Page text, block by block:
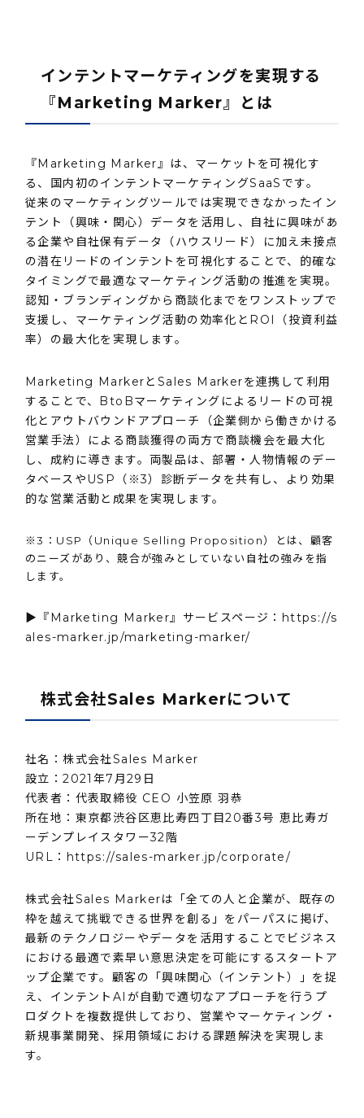
インテントマーケティングを実現する
『Marketing Marker』とは
『Marketing Marker』は、マーケットを可視化す
る、国内初のインテントマーケティングSaaSです。
従来のマーケティングツールでは実現できなかったイン
テント（興味・関心）データを活用し、自社に興味があ
る企業や自社保有データ（ハウスリード）に加え未接点
の潜在リードのインテントを可視化することで、的確な
タイミングで最適なマーケティング活動の推進を実現。
認知・ブランディングから商談化までをワンストップで
支援し、マーケティング活動の効率化とROI（投資利益
率）の最大化を実現します。
Marketing MarkerとSales Markerを連携して利用
することで、BtoBマーケティングによるリードの可視
化とアウトバウンドアプローチ（企業側から働きかける
営業手法）による商談獲得の両方で商談機会を最大化
し、成約に導きます。両製品は、部署・人物情報のデー
タベースやUSP（※3）診断データを共有し、より効果
的な営業活動と成果を実現します。
※3：USP（Unique Selling Proposition）とは、顧客
のニーズがあり、競合が強みとしていない自社の強みを指
します。
▶『Marketing Marker』サービスページ： https://s
ales-marker.jp/marketing-marker/
株式会社Sales Markerについて
社名：株式会社Sales Marker
設⽴：2021年7⽉29⽇
代表者：代表取締役 CEO 小笠原 羽恭
所在地：東京都渋谷区恵比寿四丁目20番3号 恵比寿ガ
ーデンプレイスタワー32階
URL： https://sales-marker.jp/corporate/
株式会社Sales Markerは「全ての人と企業が、既存の
枠を越えて挑戦できる世界を創る」をパーパスに掲げ、
最新のテクノロジーやデータを活用することでビジネス
における最適で素早い意思決定を可能にするスタートア
ップ企業です。顧客の「興味関心（インテント）」を捉
え、インテントAIが自動で適切なアプローチを行うプ
ロダクトを複数提供しており、営業やマーケティング・
新規事業開発、採用領域における課題解決を実現しま
す。